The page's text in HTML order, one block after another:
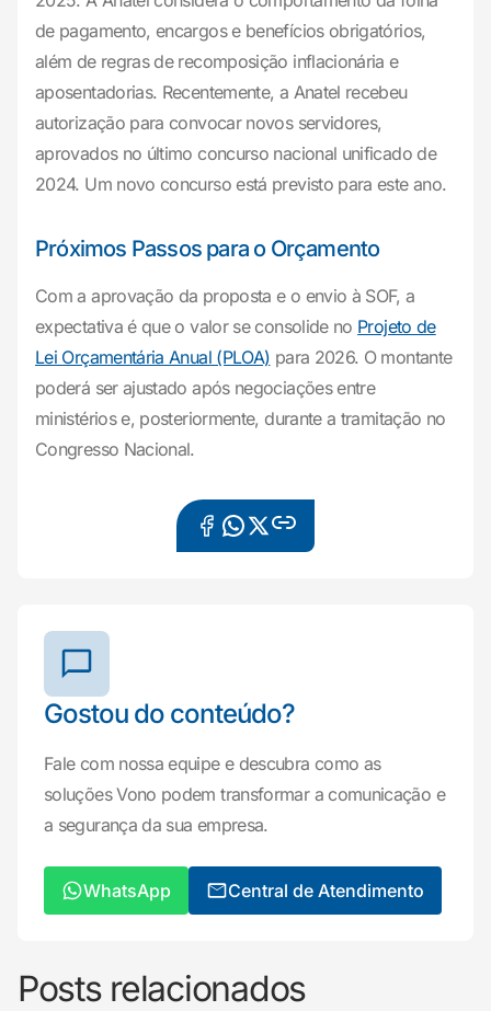
de pagamento, encargos e benefícios obrigatórios,
além de regras de recomposição inflacionária e
aposentadorias. Recentemente, a Anatel recebeu
autorização para convocar novos servidores,
aprovados no último concurso nacional unificado de
2024. Um novo concurso está previsto para este ano.
Próximos Passos para o Orçamento
Com a aprovação da proposta e o envio à SOF, a
expectativa é que o valor se consolide no Projeto de
Lei Orçamentária Anual (PLOA) para 2026. O montante
poderá ser ajustado após negociações entre
ministérios e, posteriormente, durante a tramitação no
Congresso Nacional.
Gostou do conteúdo?
Fale com nossa equipe e descubra como as
soluções Vono podem transformar a comunicação e
a segurança da sua empresa.
WhatsApp Central de Atendimento
Posts relacionados